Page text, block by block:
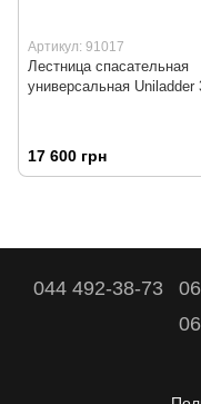
Артикул: 91017
Лестница спасательная
универсальная Uniladder
17 600 грн
044 492-38-73